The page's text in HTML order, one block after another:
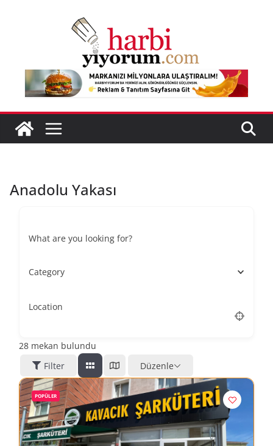
Anadolu Yakası
What are you looking for?
Category
Location
28 mekan bulundu
Filter
Düzenle
POPÜLER